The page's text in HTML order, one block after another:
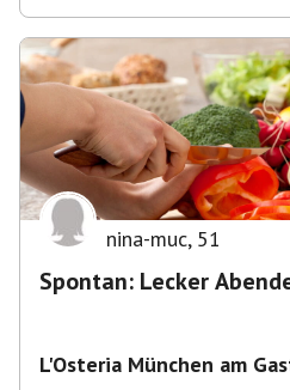
nina-muc, 51
Spontan: Lecker
L'Osteria München am